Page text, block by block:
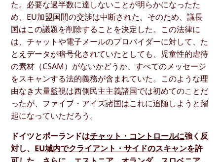
た。必要な過半数に達しないことが明らかになったた
め、EU加盟国間の交渉は中断された。そのため、議長
国はこの議題を削除することを決定した。この法律に
は、チャットや電子メールのプロバイダーに対して、た
とえデータが暗号化されていたとしても、児童性的虐待
の素材（CSAM）がないかどうか、すべてのメッセージ
をスキャンする法的義務が含まれていた。このような理
由なき大量監視は西側民主主義諸国では初めてのことだ
ったが、ファイブ・アイズ諸国はこれに追随しようと躍
起になっていただろう。
ドイツとポーランドはチャット・コントロールに強く反
対し、 EU域内でクライアント・サイドのスキャンを許